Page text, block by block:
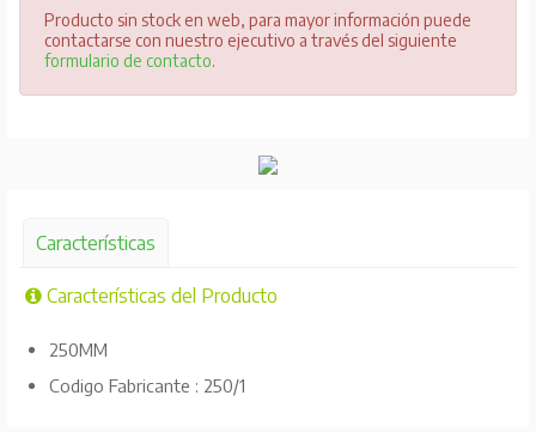
Producto sin stock en web, para mayor información puede
contactarse con nuestro ejecutivo a través del siguiente
formulario de contacto.
Características
Características del Producto
250MM
Codigo Fabricante : 250/1